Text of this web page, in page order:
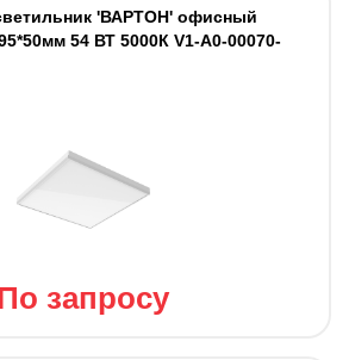
'ВАРТОН' офисный
54 ВТ 5000К V1-A0-00070-
запросу